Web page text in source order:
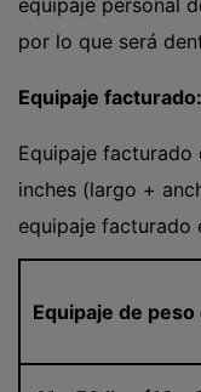
equipaje personal
por lo que será
Equipaje facturado:
Equipaje facturado
inches (largo +
equipaje facturado
Equipaje de